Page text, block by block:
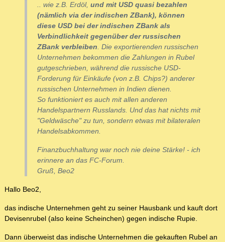
.. wie z.B. Erdöl, und mit USD quasi bezahlen
(nämlich via der indischen ZBank), können
diese USD bei der indischen ZBank als
Verbindlichkeit gegenüber der russischen
ZBank verbleiben. Die exportierenden russischen
Unternehmen bekommen die Zahlungen in Rubel
gutgeschrieben, während die russische USD-
Forderung für Einkäufe (von z.B. Chips?) anderer
russischen Unternehmen in Indien dienen.
So funktioniert es auch mit allen anderen
Handelspartnern Russlands. Und das hat nichts mit
"Geldwäsche" zu tun, sondern etwas mit bilateralen
Handelsabkommen.
Finanzbuchhaltung war noch nie deine Stärke! - ich
erinnere an das FC-Forum.
Gruß, Beo2
Hallo Beo2,
das indische Unternehmen geht zu seiner Hausbank und kauft dort
Devisenrubel (also keine Scheinchen) gegen indische Rupie.
Dann überweist das indische Unternehmen die gekauften Rubel an